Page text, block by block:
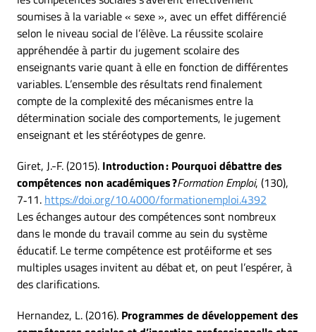
soumises à la variable « sexe », avec un effet différencié
selon le niveau social de l’élève. La réussite scolaire
appréhendée à partir du jugement scolaire des
enseignants varie quant à elle en fonction de différentes
variables. L’ensemble des résultats rend finalement
compte de la complexité des mécanismes entre la
détermination sociale des comportements, le jugement
enseignant et les stéréotypes de genre.
Giret, J.-F. (2015). Introduction : Pourquoi débattre des
compétences non académiques ?Formation Emploi, (130),
7‑11. https://doi.org/10.4000/formationemploi.4392
Les échanges autour des compétences sont nombreux
dans le monde du travail comme au sein du système
éducatif. Le terme compétence est protéiforme et ses
multiples usages invitent au débat et, on peut l’espérer, à
des clarifications.
Hernandez, L. (2016). Programmes de développement des